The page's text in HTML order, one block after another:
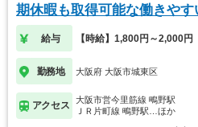
期休暇も取得可能な働きや
給与 【時給】1,800円～2,000円
勤務地 大阪府 大阪市城東区
アクセス
大阪市営今里筋線 鴫野駅
ＪＲ片町線 鴫野駅…ほか